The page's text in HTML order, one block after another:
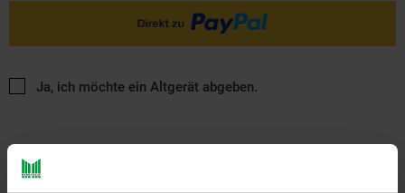
Ja, ich möchte ein Altgerät abgeben.